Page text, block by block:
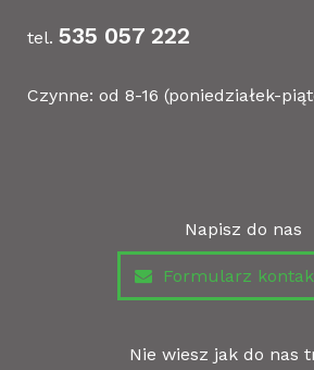
tel. 535 057 222
Czynne: od 8-16 (poniedziałek-
Napisz do nas
Formularz
Nie wiesz jak do nas